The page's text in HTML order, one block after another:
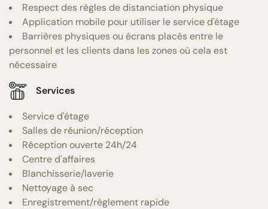
Respect des règles de distanciation physique
Application mobile pour utiliser le service d'étage
Barrières physiques ou écrans placés entre le
personnel et les clients dans les zones où cela est
nécessaire
Services
Service d'étage
Salles de réunion/réception
Réception ouverte 24h/24
Centre d'affaires
Blanchisserie/laverie
Nettoyage à sec
Enregistrement/règlement rapide